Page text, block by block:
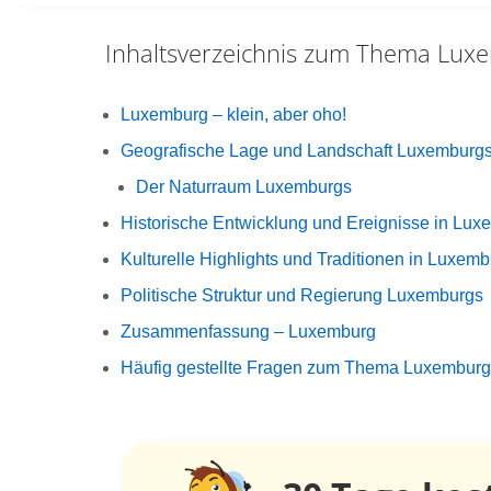
Inhaltsverzeichnis zum Thema
Luxemburg – klein, aber oho!
Geografische Lage und Landschaft
Der Naturraum Luxemburgs
Historische Entwicklung und Ereignisse in
Kulturelle Highlights und Traditionen in
Politische Struktur und Regierung Luxemburgs
Zusammenfassung – Luxemburg
Häufig gestellte Fragen zum Thema Luxemburg